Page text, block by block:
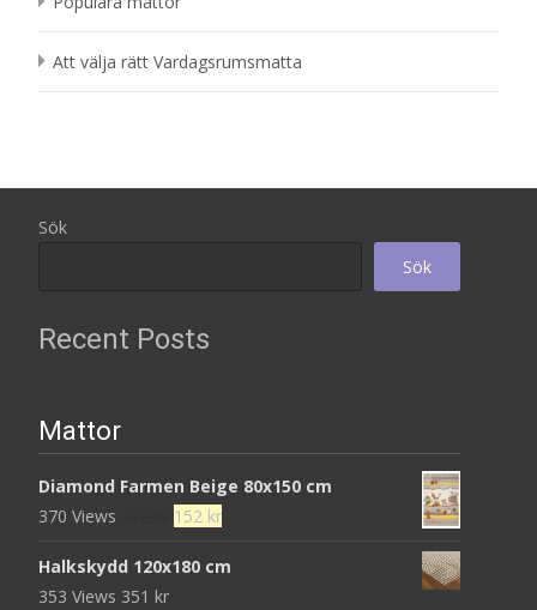
Att välja rätt Vardagsrumsmatta
Sök
Sök
Recent Posts
Mattor
Diamond Farmen Beige 80x150 cm
370 Views
Det
priset
152 krDet
priset
Halkskydd 120x180 cm
353 Views 351 kr